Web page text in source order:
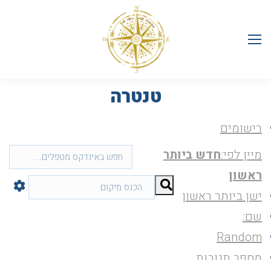
טנטרה
רישומים
מיין לפי:חדש ביותר
ראשון
ישן ביותר ראשון
שם:
Random